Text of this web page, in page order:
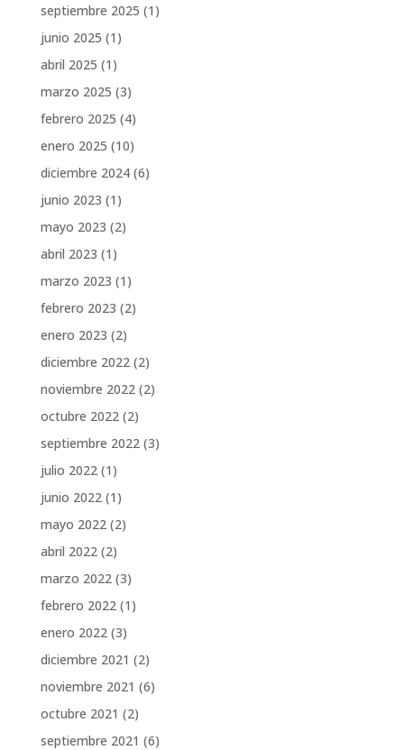
septiembre 2025 (1)
junio 2025 (1)
abril 2025 (1)
marzo 2025 (3)
febrero 2025 (4)
enero 2025 (10)
diciembre 2024(6)
junio 2023 (1)
mayo 2023 (2)
abril 2023 (1)
marzo 2023 (1)
febrero 2023 (2)
enero 2023 (2)
diciembre 2022(2)
noviembre 2022(2)
octubre 2022(2)
septiembre 2022(3)
julio 2022(1)
junio 2022(1)
mayo 2022(2)
abril 2022(2)
marzo 2022(3)
febrero 2022(1)
enero 2022(3)
diciembre 2021 (2)
noviembre 2021 (6)
octubre 2021 (2)
septiembre 2021 (6)